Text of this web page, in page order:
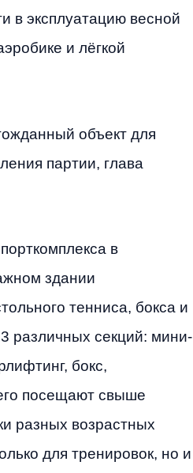
в эксплуатацию весной
и лёгкой
объект для
партии, глава
в
здании
тенниса, бокса и
различных секций: мини-
бокс,
посещают свыше
разных возрастных
для тренировок, но и